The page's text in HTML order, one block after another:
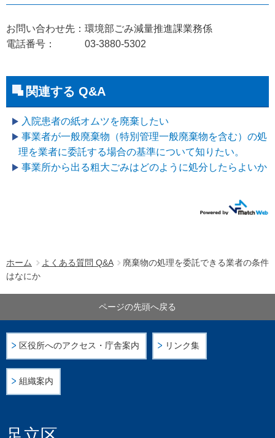
ホーム よくある質問 Q&A
廃棄物の処理を委託できる業者の条件
はなにか
お問い合わせ先：環境部ごみ減量推進課業務係
電話番号： 03-3880-5302
関連する Q&A
入院患者の紙オムツを廃棄したい
事業者が一般廃棄物（特別管理一般廃棄物を含む）の処
理を業者に委託する場合の基準について知りたい。
事業所から出る粗大ごみはどのように処分したらよいか
区役所へのアクセス・庁舎案内 リンク集
組織案内
ページの先頭へ戻る